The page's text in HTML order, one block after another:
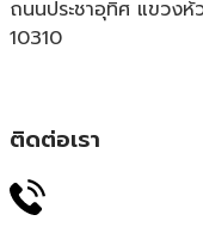
ถนนประชาอุทิศ แขวง
10310
ติดต่อเรา